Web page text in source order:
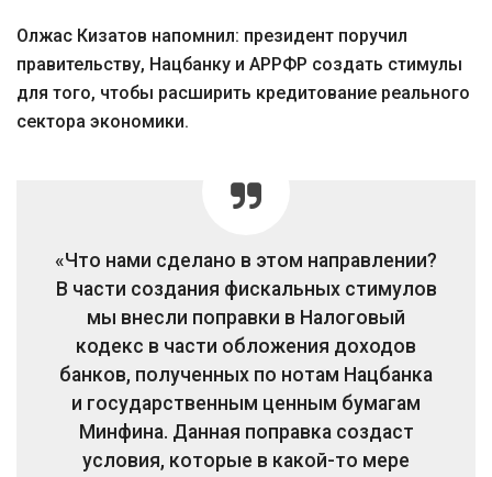
Олжас Кизатов напомнил: президент поручил
правительству, Нацбанку и АРРФР создать стимулы
для того, чтобы расширить кредитование реального
сектора экономики.
«Что нами сделано в этом направлении?
В части создания фискальных стимулов
мы внесли поправки в Налоговый
кодекс в части обложения доходов
банков, полученных по нотам Нацбанка
и государственным ценным бумагам
Минфина. Данная поправка создаст
условия, которые в какой-то мере